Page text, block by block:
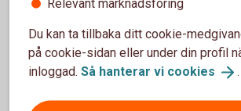
swedbank.se/privatekonomi .
Relevant marknadsföring
Du kan ta tillbaka ditt cookie-
på cookie-sidan eller under din profil
inloggad. Så hanterar vi cookies .